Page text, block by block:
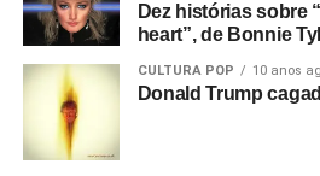
Dez histórias sobre
heart”, de Bonnie
CULTURA POP 10 anos
Donald Trump